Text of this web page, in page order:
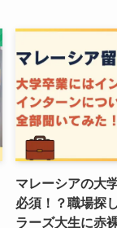
マレーシアの大
必須！？職場探
ラーズ大生に赤